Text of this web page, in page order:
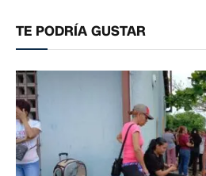
TE PODRÍA GUSTAR